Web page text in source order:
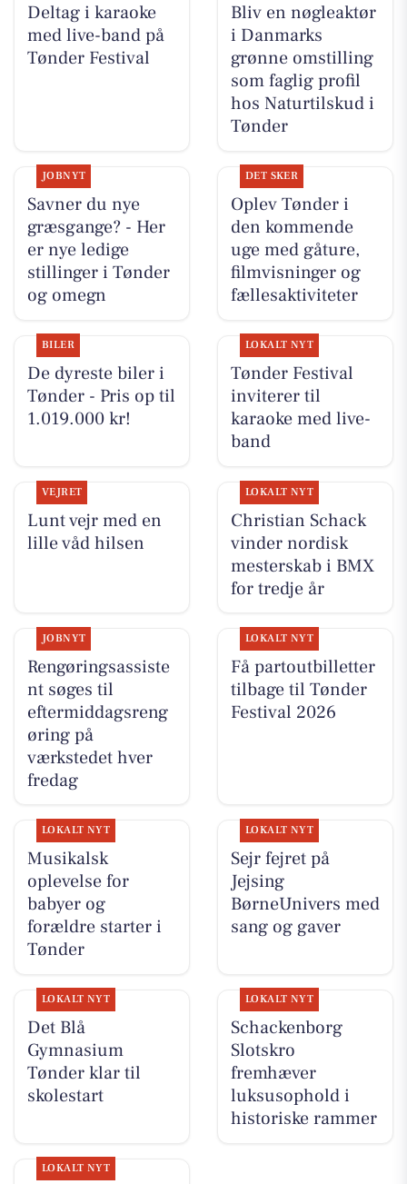
Deltag i karaoke
med live-band på
Tønder Festival
Bliv en nøgleaktør
i Danmarks
grønne omstilling
som faglig profil
hos Naturtilskud i
Tønder
JOBNYT
Savner du nye
græsgange? - Her
er nye ledige
stillinger i Tønder
og omegn
DET SKER
Oplev Tønder i
den kommende
uge med gåture,
filmvisninger og
fællesaktiviteter
BILER
De dyreste biler i
Tønder - Pris op til
1.019.000 kr!
LOKALT NYT
Tønder Festival
inviterer til
karaoke med live-
band
VEJRET
Lunt vejr med en
lille våd hilsen
LOKALT NYT
Christian Schack
vinder nordisk
mesterskab i BMX
for tredje år
JOBNYT
Rengøringsassiste
nt søges til
eftermiddagsreng
øring på
værkstedet hver
fredag
LOKALT NYT
Få partoutbilletter
tilbage til Tønder
Festival 2026
LOKALT NYT
Musikalsk
oplevelse for
babyer og
forældre starter i
Tønder
LOKALT NYT
Sejr fejret på
Jejsing
BørneUnivers med
sang og gaver
LOKALT NYT
Det Blå
Gymnasium
Tønder klar til
skolestart
LOKALT NYT
Schackenborg
Slotskro
fremhæver
luksusophold i
historiske rammer
LOKALT NYT